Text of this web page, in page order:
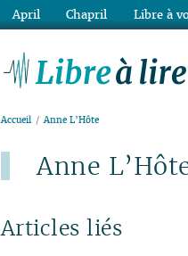
Accueil Anne L’Hôte
Anne
Articles liés
April Chapril Libre à